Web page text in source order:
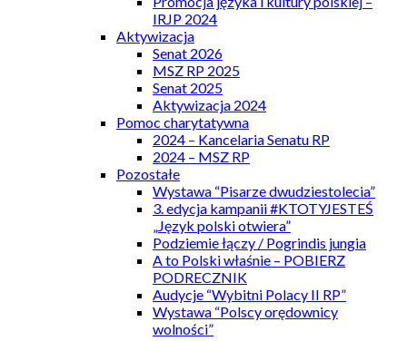
IRJP 2024
Aktywizacja
Senat 2026
MSZ RP 2025
Senat 2025
Aktywizacja 2024
Pomoc charytatywna
2024 – Kancelaria Senatu RP
2024 – MSZ RP
Pozostałe
Wystawa “Pisarze dwudziestolecia”
3. edycja kampanii #KTOTYJESTEŚ
„Język polski otwiera”
Podziemie łączy / Pogrindis jungia
A to Polski właśnie – POBIERZ
PODRECZNIK
Audycje “Wybitni Polacy II RP”
Wystawa “Polscy orędownicy
wolności”